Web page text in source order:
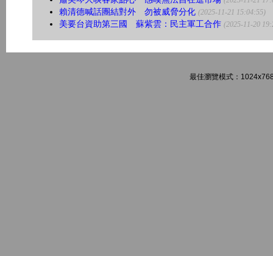
賴清德喊話團結對外 勿被威脅分化 (2025-11-21 15:04:55)
美要台資助第三國 蘇紫雲：民主軍工合作 (2025-11-20
最佳瀏覽模式：